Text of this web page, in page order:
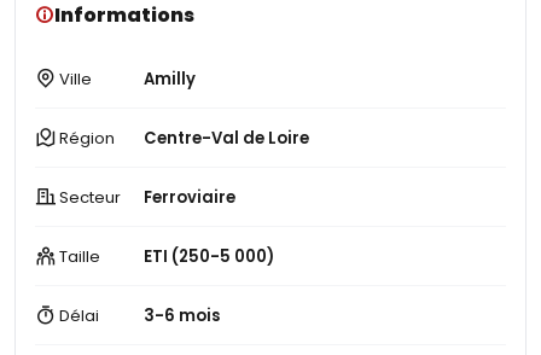
Informations
Ville Amilly
Région Centre-Val de Loire
Secteur Ferroviaire
Taille ETI (250-5 000)
Délai 3-6 mois